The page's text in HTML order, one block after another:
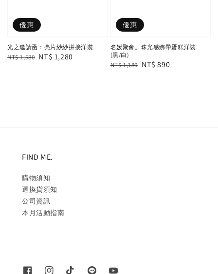
優惠
光之邀請函：亮片紗紗拼接洋裝
Regular
NT$ 1,580 Sale
NT$ 1,280
優惠
名媛聚會。珠光感綁帶蛋糕洋裝
(黑/白)
Regular
NT$ 1,180 Sale
NT$ 890
FIND ME.
購物須知
退換貨須知
公司資訊
本月活動指南